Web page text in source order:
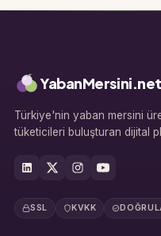
YabanMersini.net
Türkiye'nin yaban mersini
tüketicileri buluşturan dijital
SSL KVKK